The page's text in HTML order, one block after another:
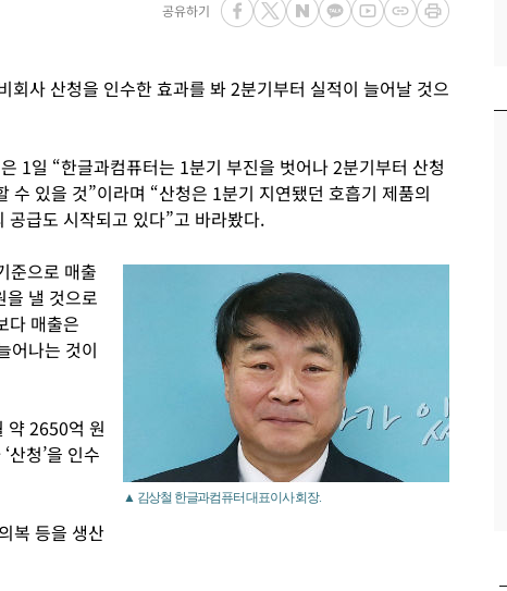
공유하기
회사 산청을 인수한 효과를 봐 2분기부터 실적이 늘어날 것으
1일 “한글과컴퓨터는 1분기 부진을 벗어나 2분기부터 산청
수 있을 것”이라며 “산청은 1분기 지연됐던 호흡기 제품의
공급도 시작되고 있다”고 바라봤다.
▲ 김상철 한글과컴퓨터 대표이사 회장.
준으로 매출
낼 것으로
다 매출은
어나는 것이
약 2650억 원
산청’을 인수
복 등을 생산